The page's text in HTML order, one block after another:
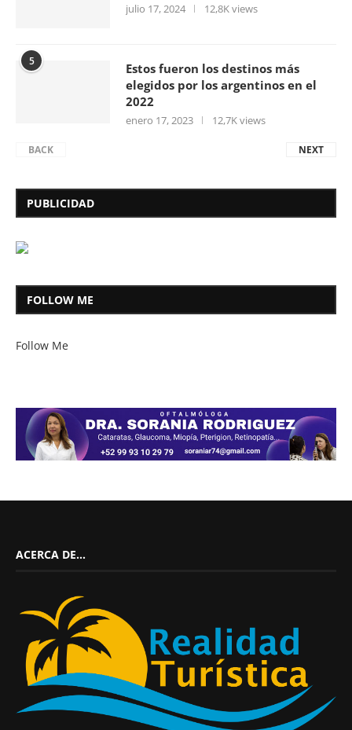
julio 17, 2024 12,8K views
5
Estos fueron los destinos más
elegidos por los argentinos en el
2022
enero 17, 2023 12,7K views
BACK NEXT
PUBLICIDAD
FOLLOW ME
Follow Me
ACERCA DE…